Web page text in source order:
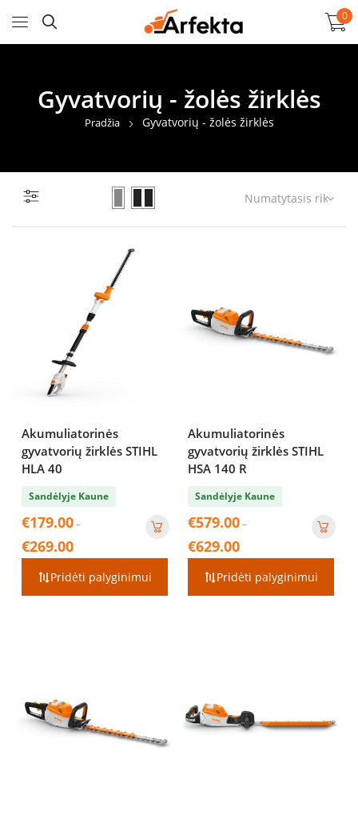
0
Gyvatvorių - žolės žirklės
Pradžia Gyvatvorių - žolės žirklės
Akumuliatorinės
gyvatvorių žirklės STIHL
HLA 40
Sandėlyje Kaune
€179.00–
€269.00Price
range:
€179.00
Pridėti palyginimui
Akumuliatorinės
gyvatvorių žirklės STIHL
HSA 140 R
Sandėlyje Kaune
€579.00–
€629.00Price
range:
€579.00
Pridėti palyginimui